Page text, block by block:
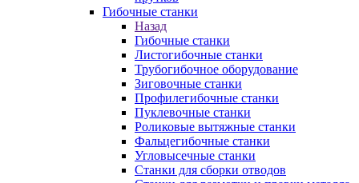
Гибочные станки
Назад
Гибочные станки
Листогибочные станки
Трубогибочное оборудование
Зиговочные станки
Профилегибочные станки
Пуклевочные станки
Роликовые вытяжные станки
Фальцегибочные станки
Угловысечные станки
Станки для сборки отводов